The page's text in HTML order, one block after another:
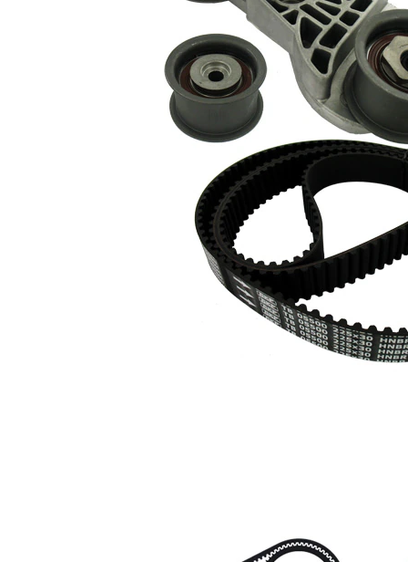
cu profil
rotunjit
30 mm
Listă de piese de schimb
Nume articol
Număr
articol
Cantitate
ghidare/conducere,
curea distributie
SKF00500
intinzator,curea
SKF01576
SKF01768
1
SKF01769
SKF01770 1
SKF02740 1
1